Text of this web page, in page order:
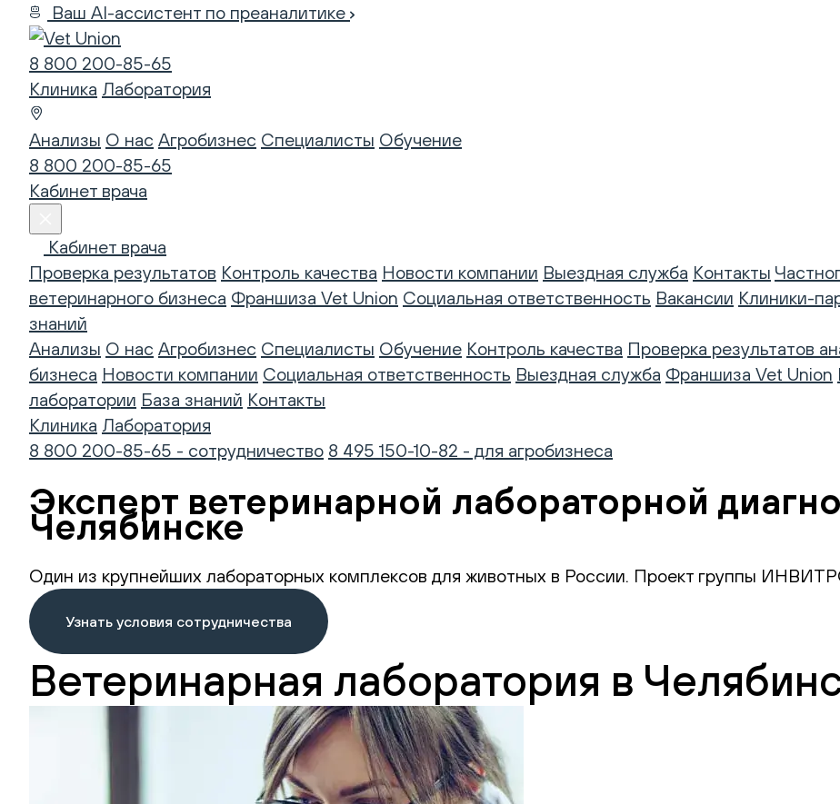
Ваш AI-ассистент по преаналитике
8 800 200-85-65
Клиника Лаборатория
Анализы О нас Агробизнес Специалисты Обучение
8 800 200-85-65
Кабинет врача
Кабинет врача
Проверка результатов Контроль качества Новости компании Выездная служба Контакты
ветеринарного бизнеса Франшиза Vet Union Социальная ответственность Вакансии Клиники-
знаний
Анализы О нас Агробизнес Специалисты Обучение Контроль качества Проверка результатов
бизнеса Новости компании Социальная ответственность Выездная служба Франшиза Vet Union
лаборатории База знаний Контакты
Клиника Лаборатория
8 800 200-85-65 - сотрудничество 8 495 150-10-82 - для агробизнеса
Эксперт ветеринарной лабораторной
Челябинске
Один из крупнейших лабораторных комплексов для животных в России. Проект группы
Узнать условия сотрудничества
Ветеринарная лаборатория в